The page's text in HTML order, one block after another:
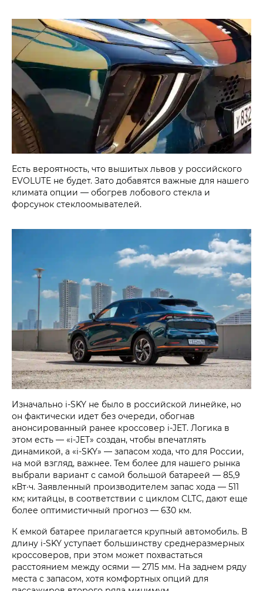
Есть вероятность, что вышитых львов у российского
EVOLUTE не будет. Зато добавятся важные для нашего
климата опции — обогрев лобового стекла и
форсунок стеклоомывателей.
Изначально i‑SKY не было в российской линейке, но
он фактически идет без очереди, обогнав
анонсированный ранее кроссовер i‑JET. Логика в
этом есть — «i‑JET» создан, чтобы впечатлять
динамикой, а «i‑SKY» — запасом хода, что для России,
на мой взгляд, важнее. Тем более для нашего рынка
выбрали вариант с самой большой батареей — 85,9
кВт∙ч. Заявленный производителем запас хода — 511
км; китайцы, в соответствии с циклом CLTC, дают еще
более оптимистичный прогноз — 630 км.
К емкой батарее прилагается крупный автомобиль. В
длину i‑SKY уступает большинству среднеразмерных
кроссоверов, при этом может похвастаться
расстоянием между осями — 2715 мм. На заднем ряду
места с запасом, хотя комфортных опций для